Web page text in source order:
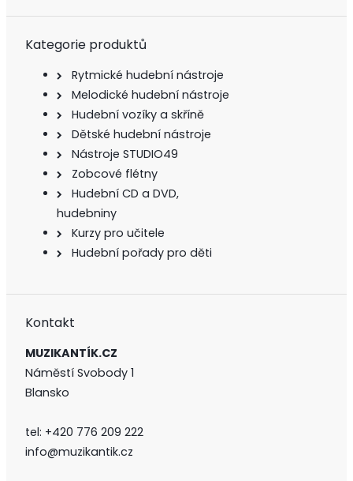
Kategorie produktů
Rytmické hudební nástroje
Melodické hudební nástroje
Hudební vozíky a skříně
Dětské hudební nástroje
Nástroje STUDIO49
Zobcové flétny
Hudební CD a DVD,
hudebniny
Kurzy pro učitele
Hudební pořady pro děti
Kontakt
MUZIKANTÍK.CZ
Náměstí Svobody 1
Blansko
tel: +420 776 209 222
info@muzikantik.cz